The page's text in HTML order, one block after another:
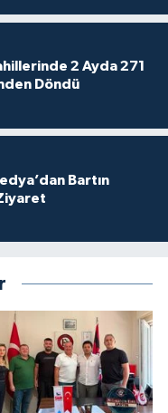
2 Ayda 271
Döndü
Bartın